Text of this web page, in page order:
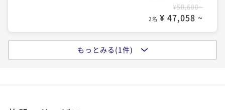
¥50,600~
2名 ¥ 47,058 ~
＜夏たび＞地元・奥三河の極上希少牛を味わう◆鳳来
もっとみる(1件)